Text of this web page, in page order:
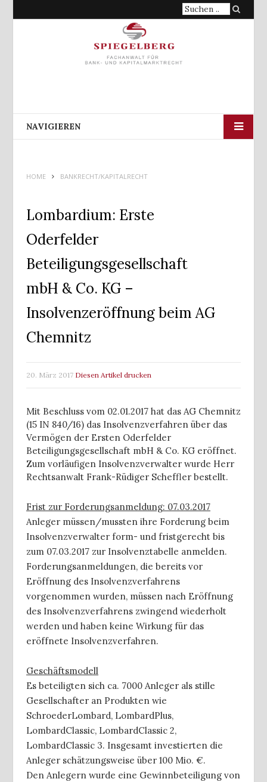
Suche
NAVIGIEREN
HOME BANKRECHT/KAPITALRECHT
Lombardium: Erste
Oderfelder
Beteiligungsgesellschaft
mbH & Co. KG –
Insolvenzeröffnung beim AG
Chemnitz
20. März 2017 Diesen Artikel drucken
Mit Beschluss vom 02.01.2017 hat das AG Chemnitz
(15 IN 840/16) das Insolvenzverfahren über das
Vermögen der Ersten Oderfelder
Beteiligungsgesellschaft mbH & Co. KG eröffnet.
Zum vorläufigen Insolvenzverwalter wurde Herr
Rechtsanwalt Frank-Rüdiger Scheffler bestellt.
Frist zur Forderungsanmeldung: 07.03.2017
Anleger müssen/mussten ihre Forderung beim
Insolvenzverwalter form- und fristgerecht bis
zum 07.03.2017 zur Insolvenztabelle anmelden.
Forderungsanmeldungen, die bereits vor
Eröffnung des Insolvenzverfahrens
vorgenommen wurden, müssen nach Eröffnung
des Insolvenzverfahrens zwingend wiederholt
werden und haben keine Wirkung für das
eröffnete Insolvenzverfahren.
Geschäftsmodell
Es beteiligten sich ca. 7000 Anleger als stille
Gesellschafter an Produkten wie
SchroederLombard, LombardPlus,
LombardClassic, LombardClassic 2,
LombardClassic 3. Insgesamt investierten die
Anleger schätzungsweise über 100 Mio. €.
Den Anlegern wurde eine Gewinnbeteiligung von